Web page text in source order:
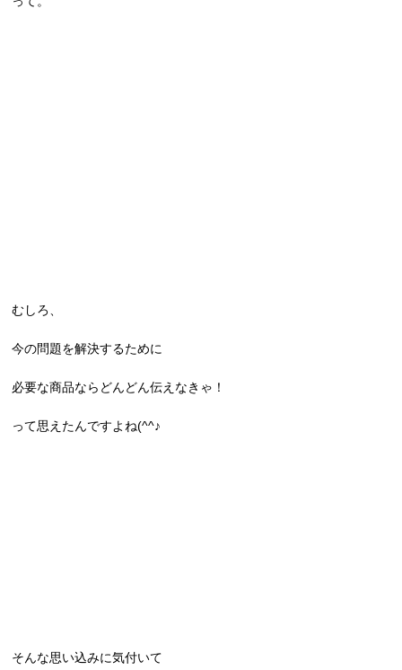
むしろ、
今の問題を解決するために
必要な商品ならどんどん伝えなきゃ！
って思えたんですよね(^^♪
そんな思い込みに気付いて